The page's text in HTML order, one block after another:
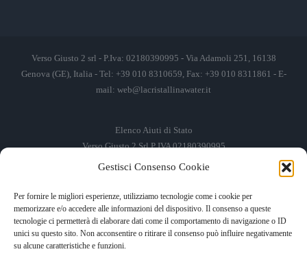
Gestisci Consenso Cookie
Per fornire le migliori esperienze, utilizziamo tecnologie come i cookie per
memorizzare e/o accedere alle informazioni del dispositivo. Il consenso a queste
tecnologie ci permetterà di elaborare dati come il comportamento di navigazione o ID
unici su questo sito. Non acconsentire o ritirare il consenso può influire negativamente
su alcune caratteristiche e funzioni.
Verso Giusto 2 srl - P.Iva: 02180390995 - Via Adamoli 251, 16138
Genova (GE), Italia - Tel: +39 010 8310659, Fax: +39 010 8311861 - E-
mail: web@lacristallinawater.it
Elenco Aiuti di Stato
Verso Giusto 2 Srl P IVA 02180390995
Soggetto Erogante
Somma Incassata
Agenzia delle Entrate
49.338,00 €
Agenzia delle Entrate
49.338,00 €
M.I.S.E
935,34 €